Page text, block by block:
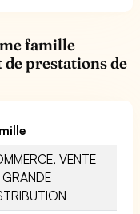
famille
prestations de
VENTE